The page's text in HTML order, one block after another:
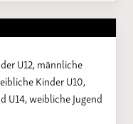
U12, männliche
Kinder U10,
U14, weibliche Jugend